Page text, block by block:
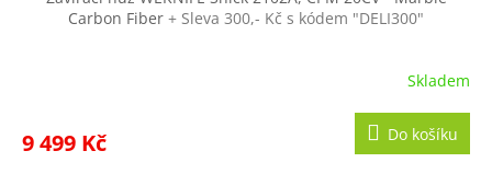
M
Carbon Fiber + Sleva 300,- Kč s kódem "DELI300"
Skladem
9 499 Kč Do košíku